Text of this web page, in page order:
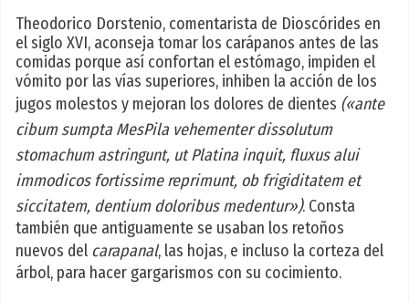
Theodorico Dorstenio, comentarista de Dioscórides en
el siglo XVI, aconseja tomar los carápanos antes de las
comidas porque así confortan el estómago, impiden el
vómito por las vías superiores, inhiben la acción de los
jugos molestos y mejoran los dolores de dientes («ante
cibum sumpta MesPila vehementer dissolutum
stomachum astringunt, ut Platina inquit, fluxus alui
immodicos fortissime reprimunt, ob frigiditatem et
siccitatem, dentium doloribus medentur»). Consta
también que antiguamente se usaban los retoños
nuevos del carapanal, las hojas, e incluso la corteza del
árbol, para hacer gargarismos con su cocimiento.